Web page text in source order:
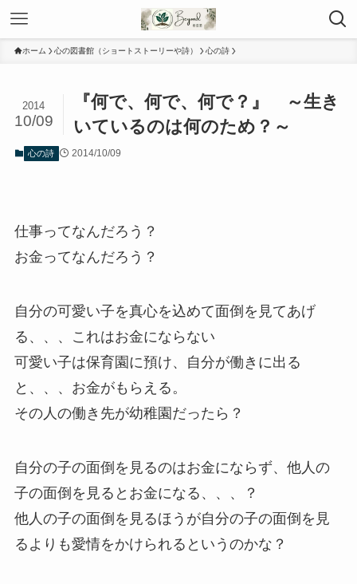
ホーム 心の図書館（ショートストーリーや詩） 心の詩
『何で、何で、何で？』 ～生き
いているのは何のため？～
2014
10/09
心の詩 2014/10/09
仕事ってなんだろう？
お金ってなんだろう？
自分の可愛い子を真心を込めて面倒を見てあげ
る、、、これはお金にならない
可愛い子は保育園に預け、自分が働きに出る
と、、、お金がもらえる。
その人の働き先が幼稚園だったら？
自分の子の面倒を見るのはお金にならず、他人の
子の面倒を見るとお金になる、、、？
他人の子の面倒を見るほうが自分の子の面倒を見
るよりも愛情をかけられるというのかな？